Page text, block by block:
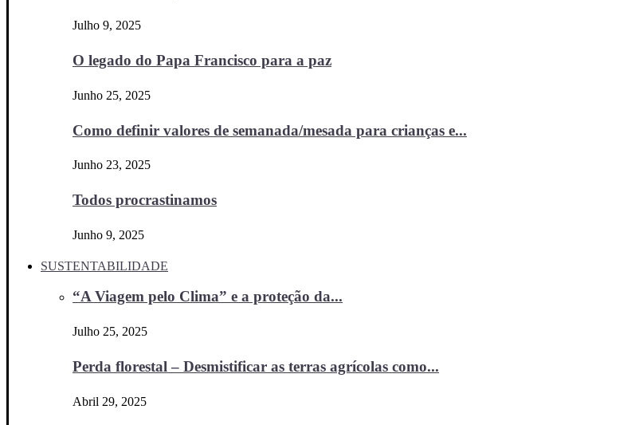
Julho 9, 2025
O legado do Papa Francisco para a paz
Junho 25, 2025
Como definir valores de semanada/mesada para crianças e...
Junho 23, 2025
Todos procrastinamos
Junho 9, 2025
SUSTENTABILIDADE
“A Viagem pelo Clima” e a proteção da...
Julho 25, 2025
Perda florestal – Desmistificar as terras agrícolas como...
Abril 29, 2025